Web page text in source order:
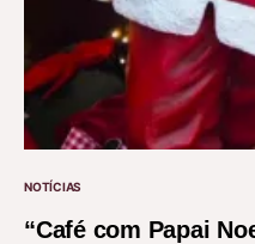
NOTÍCIAS
“Café com Papai